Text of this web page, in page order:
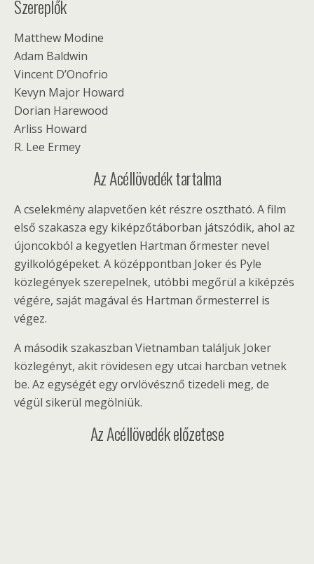
Szereplők
Matthew Modine
Adam Baldwin
Vincent D’Onofrio
Kevyn Major Howard
Dorian Harewood
Arliss Howard
R. Lee Ermey
Az Acéllövedék tartalma
A cselekmény alapvetően két részre osztható. A film
első szakasza egy kiképzőtáborban játszódik, ahol az
újoncokból a kegyetlen Hartman őrmester nevel
gyilkológépeket. A középpontban Joker és Pyle
közlegények szerepelnek, utóbbi megőrül a kiképzés
végére, saját magával és Hartman őrmesterrel is
végez.
A második szakaszban Vietnamban találjuk Joker
közlegényt, akit rövidesen egy utcai harcban vetnek
be. Az egységét egy orvlövésznő tizedeli meg, de
végül sikerül megölniük.
Az Acéllövedék előzetese